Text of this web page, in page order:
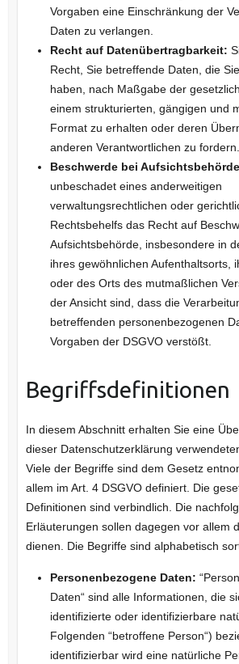
Vorgaben eine Einschränkung der
Daten zu verlangen.
Recht auf Datenübertragbarkeit:
Recht, Sie betreffende Daten, die
haben, nach Maßgabe der
einem strukturierten, gängigen und
Format zu erhalten oder deren
anderen Verantwortlichen zu fordern.
Beschwerde bei
unbeschadet eines anderweitigen
verwaltungsrechtlichen oder
Rechtsbehelfs das Recht auf
Aufsichtsbehörde, insbesondere in
ihres gewöhnlichen Aufenthaltsorts,
oder des Orts des mutmaßlichen
der Ansicht sind, dass die
betreffenden personenbezogenen
Vorgaben der DSGVO verstößt.
Begriffsdefinitionen
In diesem Abschnitt erhalten Sie eine
dieser Datenschutzerklärung
Viele der Begriffe sind dem Gesetz
allem im Art. 4 DSGVO definiert. Die
Definitionen sind verbindlich. Die
Erläuterungen sollen dagegen vor allem
dienen. Die Begriffe sind alphabetisch
Personenbezogene Daten:
Daten“ sind alle Informationen, die
identifizierte oder identifizierbare
Folgenden “betroffene Person“)
identifizierbar wird eine natürliche